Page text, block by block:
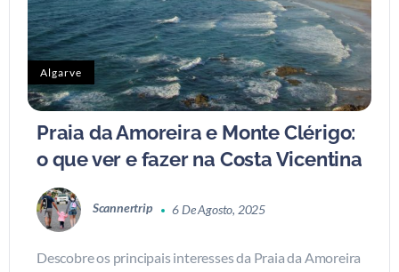
Algarve
Praia da Amoreira e Monte Clérigo:
o que ver e fazer na Costa Vicentina
Scannertrip 6 De Agosto, 2025
Descobre os principais interesses da Praia da Amoreira